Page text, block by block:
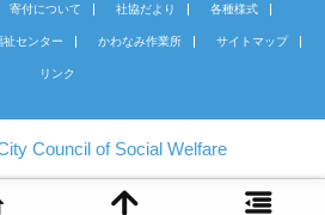
寄付について 社協だより 各種様式
センター かわなみ作業所 サイトマップ
リンク
Council of Social Welfare